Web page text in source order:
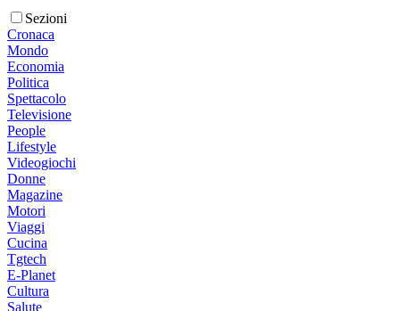
Sezioni
Cronaca
Mondo
Economia
Politica
Spettacolo
Televisione
People
Lifestyle
Videogiochi
Donne
Magazine
Motori
Viaggi
Cucina
Tgtech
E-Planet
Cultura
Salute